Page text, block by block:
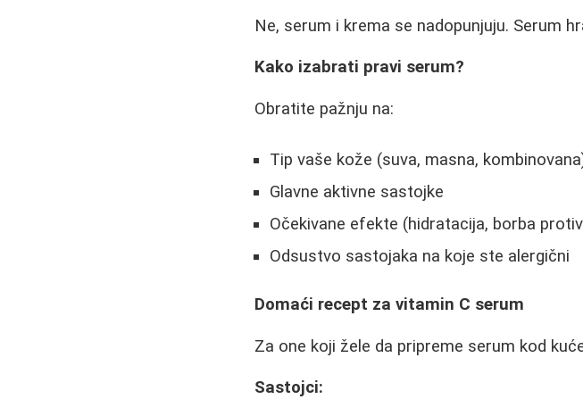
Ne, serum i krema se nadopunjuju. Serum
Kako izabrati pravi serum?
Obratite pažnju na:
Tip vaše kože (suva, masna,
Glavne aktivne sastojke
Očekivane efekte (hidratacija, borba
Odsustvo sastojaka na koje ste alergični
Domaći recept za vitamin C serum
Za one koji žele da pripreme serum kod
Sastojci: